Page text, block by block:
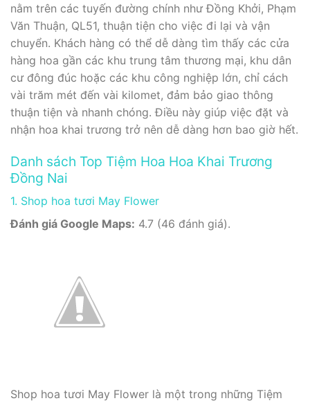
nằm trên các tuyến đường chính như Đồng Khởi, Phạm
Văn Thuận, QL51, thuận tiện cho việc đi lại và vận
chuyển. Khách hàng có thể dễ dàng tìm thấy các cửa
hàng hoa gần các khu trung tâm thương mại, khu dân
cư đông đúc hoặc các khu công nghiệp lớn, chỉ cách
vài trăm mét đến vài kilomet, đảm bảo giao thông
thuận tiện và nhanh chóng. Điều này giúp việc đặt và
nhận hoa khai trương trở nên dễ dàng hơn bao giờ hết.
Danh sách Top Tiệm Hoa Hoa Khai Trương
Đồng Nai
1. Shop hoa tươi May Flower
Đánh giá Google Maps: 4.7 (46 đánh giá).
Shop hoa tươi May Flower là một trong những Tiệm